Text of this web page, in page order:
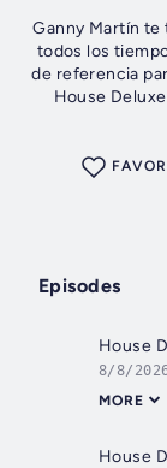
Ganny Martín te
todos los
de referencia
House
Episodes
8/8/
MORE